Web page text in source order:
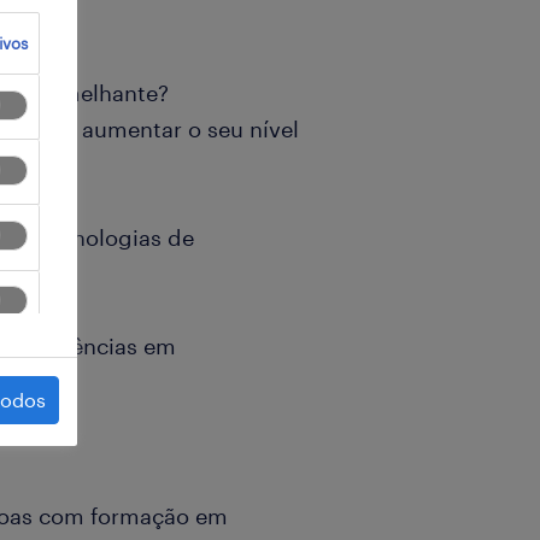
semelhante?
e aumentar o seu nível
tecnologias de
em
com formação em